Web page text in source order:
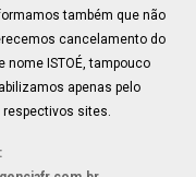
também que não
cancelamento do
ISTOÉ, tampouco
apenas pelo
respectivos sites.